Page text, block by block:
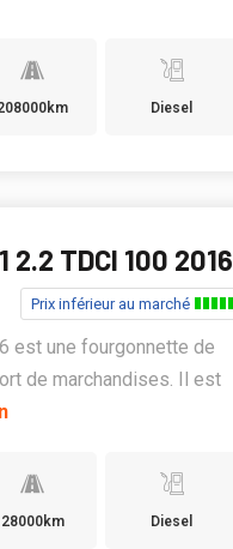
Diesel
2.2 TDCI 100 2016
Prix inférieur au marché
est une fourgonnette de
de marchandises. Il est
28000km Diesel